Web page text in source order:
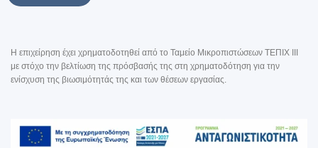
Η επιχείρηση έχει χρηματοδοτηθεί από το Ταμείο Μικροπιστώσεων ΤΕΠΙΧ III
με στόχο την βελτίωση της πρόσβασής της στη χρηματοδότηση για την
ενίσχυση της βιωσιμότητάς της και των θέσεων εργασίας.